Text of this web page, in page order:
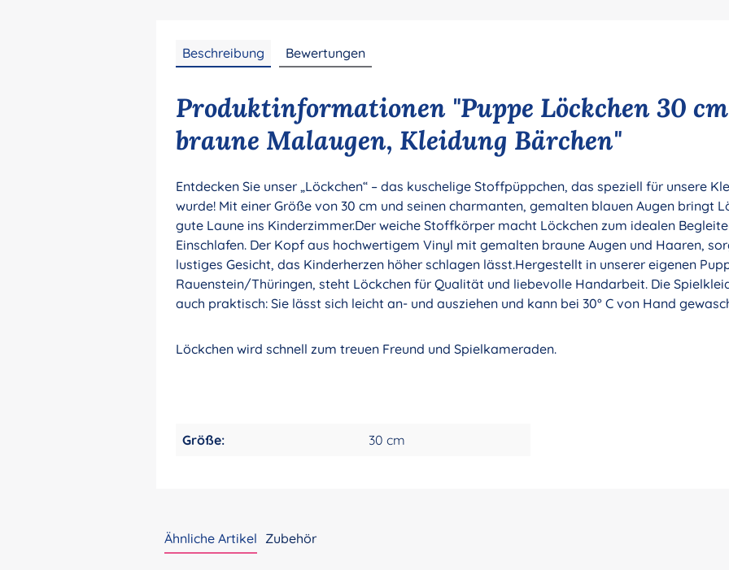
Beschreibung Bewertungen
Produktinformationen "Puppe Löckchen 30
braune Malaugen, Kleidung Bärchen"
Entdecken Sie unser „Löckchen“ – das kuschelige Stoffpüppchen, das speziell für unsere
wurde! Mit einer Größe von 30 cm und seinen charmanten, gemalten blauen Augen bringt
gute Laune ins Kinderzimmer.Der weiche Stoffkörper macht Löckchen zum idealen
Einschlafen. Der Kopf aus hochwertigem Vinyl mit gemalten braune Augen und Haaren,
lustiges Gesicht, das Kinderherzen höher schlagen lässt.Hergestellt in unserer eigenen
Rauenstein/Thüringen, steht Löckchen für Qualität und liebevolle Handarbeit. Die
auch praktisch: Sie lässt sich leicht an- und ausziehen und kann bei 30° C von Hand
Löckchen wird schnell zum treuen Freund und Spielkameraden.
Größe: 30 cm
Ähnliche Artikel Zubehör